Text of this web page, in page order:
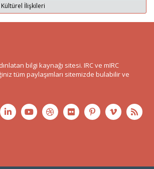
İlişkileri
bilgi kaynağı sitesi. IRC ve mIRC
tüm paylaşımları sitemizde bulabilir ve